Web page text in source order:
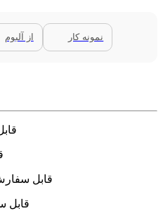
از آلبوم نمونه کار
قابل
قابل سفارش با 4 رنگ متنوع
قابل سفارش